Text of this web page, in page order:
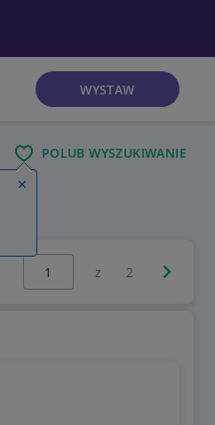
WYSTAW
POLUB WYSZUKIWANIE
Wybierz stronę:
z 2
Zamknij wskazówkę